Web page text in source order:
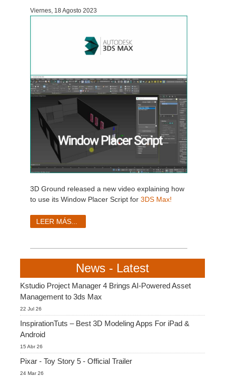
TeamManager
Envío de trabajo de Rhino
Mental Ray
Softimage
LightWave
SketchUp
Viernes, 18 Agosto 2023
3D Ground released a new video explaining how
to use its Window Placer Script for 3DS Max!
LEER MÁS...
News - Latest
Kstudio Project Manager 4 Brings AI-Powered Asset
Management to 3ds Max
22 Jul 26
InspirationTuts – Best 3D Modeling Apps For iPad &
Android
15 Abr 26
Pixar - Toy Story 5 - Official Trailer
24 Mar 26